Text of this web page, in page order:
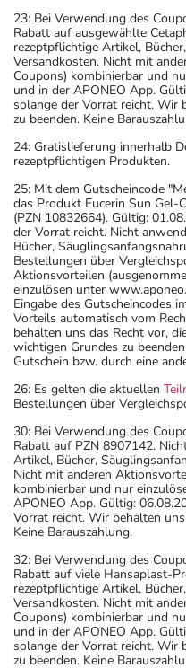
23: Bei Verwendung des
Rabatt auf ausgewählte
rezeptpflichtige Artikel,
Versandkosten. Nicht mit
Coupons) kombinierbar und
und in der APONEO App.
solange der Vorrat reicht. Wir
zu beenden. Keine
24: Gratislieferung innerhalb
rezeptpflichtigen Produkten.
25: Mit dem Gutscheincode
das Produkt Eucerin Sun
(PZN 10832664). Gültig:
der Vorrat reicht. Nicht
Bücher,
Bestellungen über
Aktionsvorteilen
einzulösen unter
Eingabe des Gutscheincodes
Vorteils automatisch vom
behalten uns das Recht vor,
wichtigen Grundes zu
Gutschein bzw. durch eine
26: Es gelten die aktuellen
Bestellungen über
30: Bei Verwendung des
Rabatt auf PZN 8907142.
Artikel, Bücher,
Nicht mit anderen
kombinierbar und nur
APONEO App. Gültig:
Vorrat reicht. Wir behalten
Keine Barauszahlung.
32: Bei Verwendung des
Rabatt auf viele Hansaplast-
rezeptpflichtige Artikel,
Versandkosten. Nicht mit
Coupons) kombinierbar und
und in der APONEO App.
solange der Vorrat reicht. Wir
zu beenden. Keine